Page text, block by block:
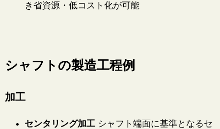
き省資源・低コスト化が可能
シャフトの製造工程例
加工
センタリング加工 シャフト端面に基準となるセ